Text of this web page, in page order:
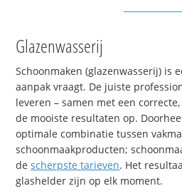
Glazenwasserij
Schoonmaken (glazenwasserij) is
aanpak vraagt. De juiste
leveren – samen met een
de mooiste resultaten op.
optimale combinatie tussen
schoonmaakproducten;
descherpste tarieven. Het
glashelder zijn op elk moment.